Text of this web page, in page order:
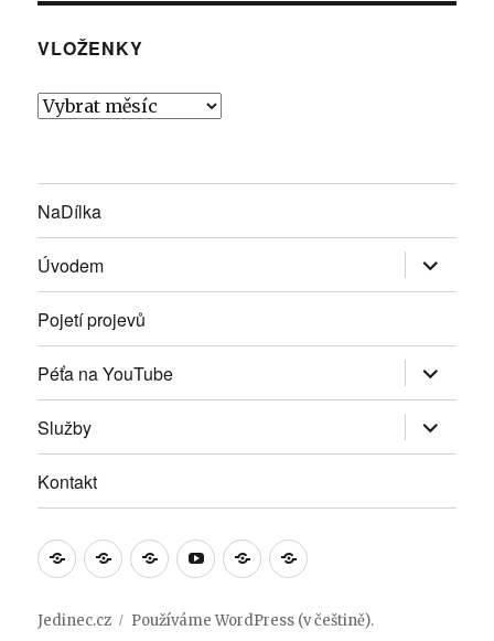
VLOŽENKY
Vloženky
NaDílka
Úvodem Zobrazit
položky
Pojetí projevů
Péťa na YouTube Zobrazit
položky
Služby
Zobrazit
položky
Kontakt
NaDílkaÚvodem
PojetíPéťa
YouTube
SlužbyKontakt
Jedinec.cz Používáme WordPress (v češtině).